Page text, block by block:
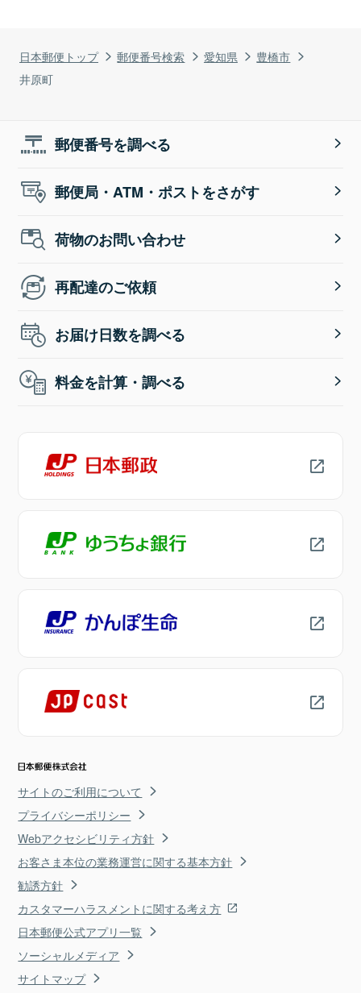
日本郵便トップ 郵便番号検索 愛知県
豊橋市
井原町
郵便番号を調べる
郵便局・ATM・ポストをさがす
荷物のお問い合わせ
再配達のご依頼
お届け日数を調べる
料金を計算・調べる
サイトのご利用について
プライバシーポリシー
Webアクセシビリティ方針
お客さま本位の業務運営に関する基本方針
勧誘方針
カスタマーハラスメントに関する考え方
日本郵便公式アプリ一覧
ソーシャルメディア
サイトマップ